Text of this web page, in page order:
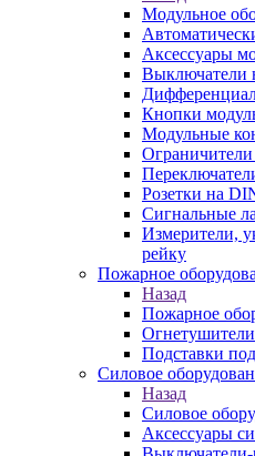
Модульное
Аксессуары
Выключатели
Кнопки
Модульные
Розетки на
Сигнальные
Измерители,
рейку
Пожарное
Назад
Пожарное
Огнетушители
Подставки
Силовое
Назад
Силовое
Аксессуары